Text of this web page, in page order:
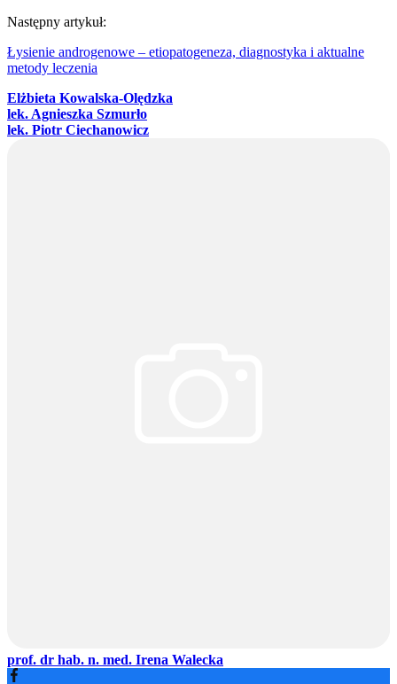
Następny artykuł:
Łysienie androgenowe – etiopatogeneza, diagnostyka i aktualne
metody leczenia
Elżbieta Kowalska-Olędzka
lek. Agnieszka Szmurło
lek. Piotr Ciechanowicz
prof. dr hab. n. med. Irena Walecka